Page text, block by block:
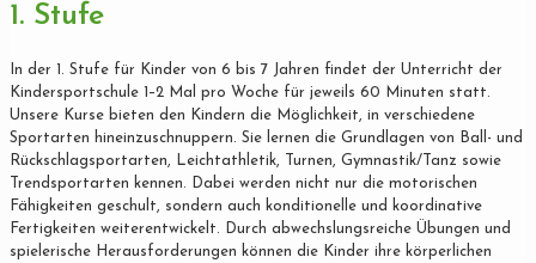
1. Stufe
In der 1. Stufe für Kinder von 6 bis 7 Jahren findet der Unterricht der
Kindersportschule 1–2 Mal pro Woche für jeweils 60 Minuten statt.
Unsere Kurse bieten den Kindern die Möglichkeit, in verschiedene
Sportarten hineinzuschnuppern. Sie lernen die Grundlagen von Ball- und
Rückschlagsportarten, Leichtathletik, Turnen, Gymnastik/Tanz sowie
Trendsportarten kennen. Dabei werden nicht nur die motorischen
Fähigkeiten geschult, sondern auch konditionelle und koordinative
Fertigkeiten weiterentwickelt. Durch abwechslungsreiche Übungen und
spielerische Herausforderungen können die Kinder ihre körperlichen